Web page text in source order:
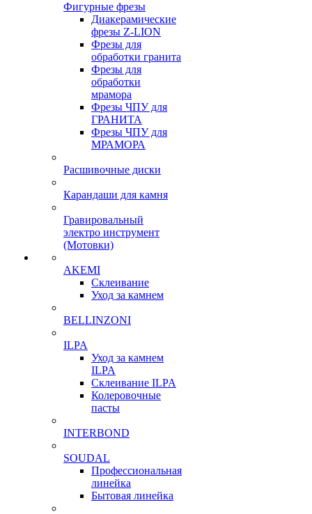
Фигурные фрезы
Диакерамические
фрезы Z-LION
Фрезы для
обработки гранита
Фрезы для
обработки
мрамора
Фрезы ЧПУ для
ГРАНИТА
Фрезы ЧПУ для
МРАМОРА
Расшивочные диски
Карандаши для камня
Гравировальный
электро инструмент
(Мотовки)
AKEMI
Склеивание
Уход за камнем
BELLINZONI
ILPA
Уход за камнем
ILPA
Склеивание ILPA
Колеровочные
пасты
INTERBOND
SOUDAL
Профессиональная
линейка
Бытовая линейка